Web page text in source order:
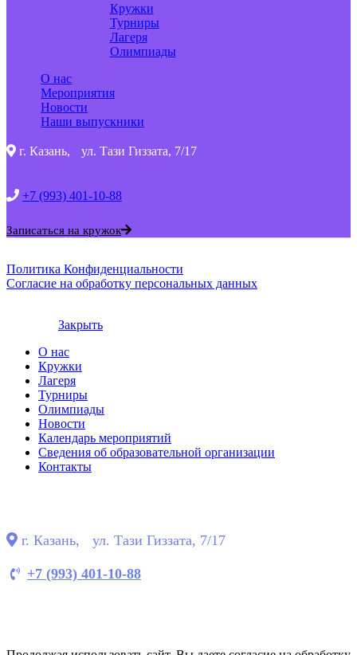
Кружки
Турниры
Лагеря
Олимпиады
О нас
Мероприятия
Новости
Наши выпускники
г. Казань, ул. Тази Гиззата, 7/17
+7 (993) 401-10-88
Записаться на кружок
Политика Конфиденциальности
Политика Конфиденциальности
Согласие на обработку персональных данных
Закрыть
О нас
Кружки
Лагеря
Турниры
Олимпиады
Новости
Календарь мероприятий
Сведения об образовательной организации
Контакты
г. Казань, ул. Тази Гиззата, 7/17
+7 (993) 401-10-88